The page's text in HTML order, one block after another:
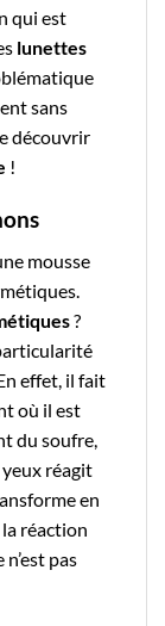
qui est
lunettes
sans
découvrir
!
mousse
?
effet, il fait
où il est
du soufre,
réagit
en
réaction
pas